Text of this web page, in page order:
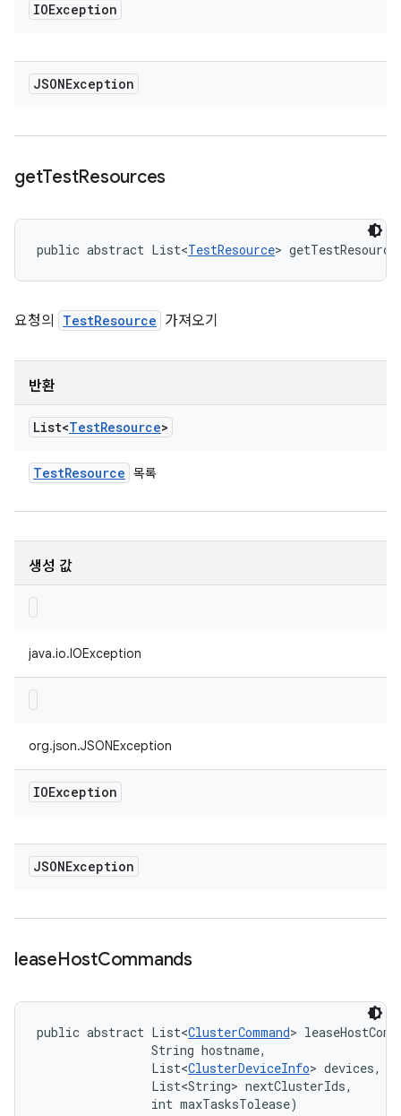
IOException
JSONException
getTestResources
public abstract List<TestResource>
요청의 TestResource 가져오기
반환
List<TestResource>
TestResource 목록
생성 값
java.io.IOException
org.json.JSONException
IOException
JSONException
leaseHostCommands
public abstract List<ClusterCommand>
                String hostname,
                List<
ClusterDeviceInfo> devices,
                List<String> nextClusterIds,
                int maxTasksTolease)